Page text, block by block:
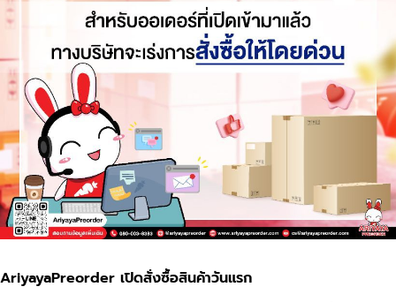
AriyayaPreorder เปิดสั่งซื้อสินค้าวันแรก